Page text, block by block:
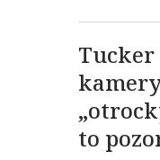
Tucker
to